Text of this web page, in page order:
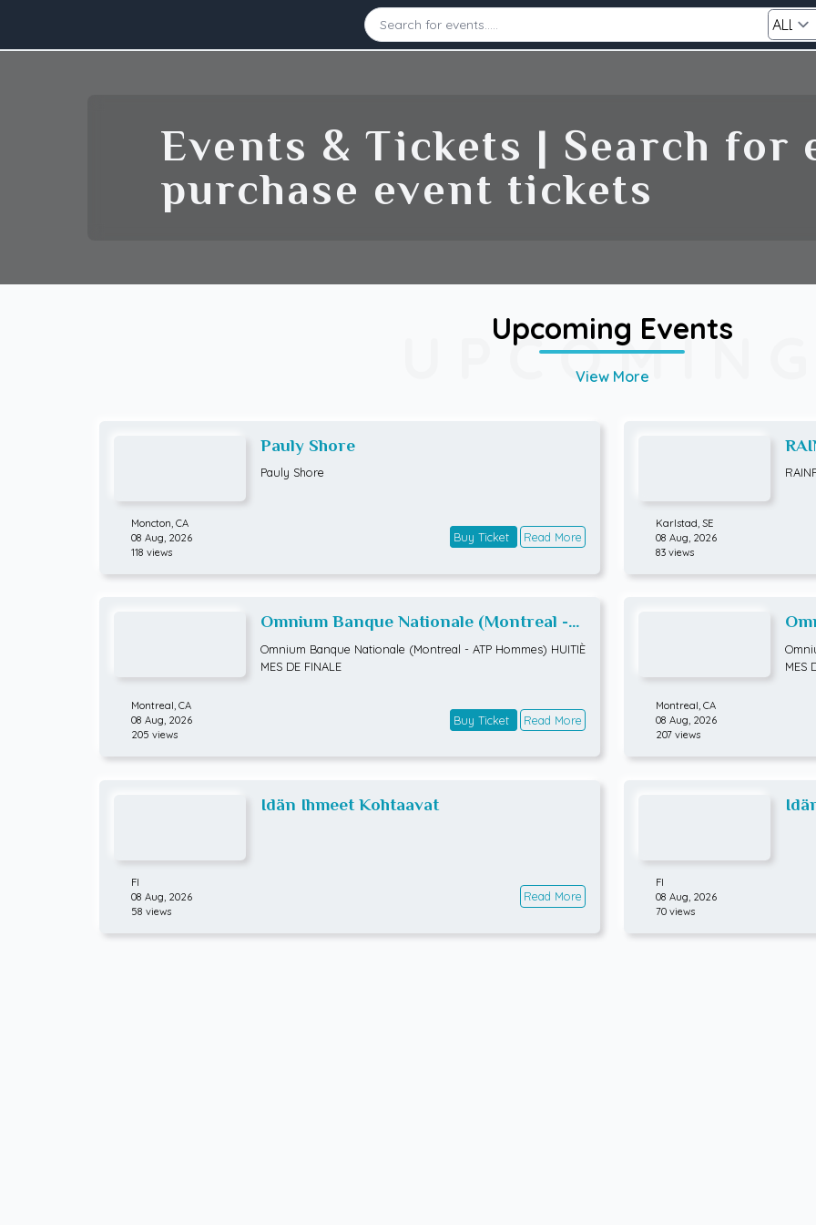
Source
Events & Tickets | Search for
purchase event tickets
UPCOMING
Upcoming Events
View More
Pauly Shore
Pauly Shore
Moncton, CA
08 Aug, 2026
118 views
Buy Ticket Read More
Karlstad, SE
08 Aug, 2026
83 views
Omnium Banque Nationale (Montreal -
ATP Hommes) HUITIÈMES DE FINALE
Omnium Banque Nationale (Montreal - ATP Hommes) HUITIÈ
MES DE FINALE
Montreal, CA
08 Aug, 2026
205 views
Buy Ticket Read More
MES
Montreal, CA
08 Aug, 2026
207 views
Idän Ihmeet Kohtaavat
FI
08 Aug, 2026
58 views
Read More
FI
08 Aug, 2026
70 views